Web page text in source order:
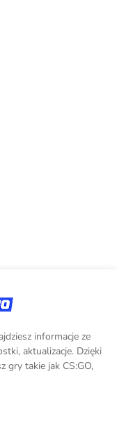
informacje ze
aktualizacje. Dzięki
gry takie jak CS:GO,